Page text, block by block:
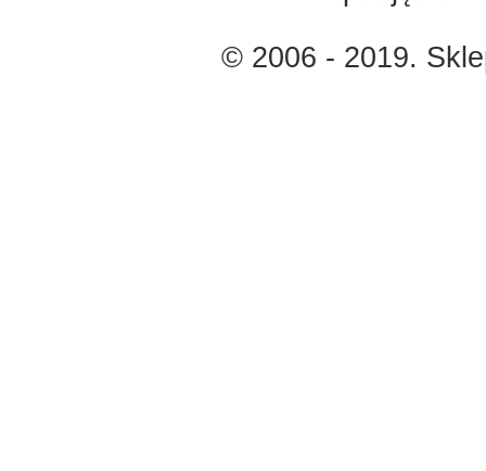
© 2006 - 2019.